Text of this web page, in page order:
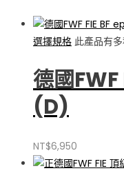
選擇規格 此產品有
德國
(D)
NT$6,950